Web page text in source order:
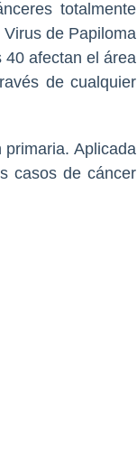
totalmente
de Papiloma
afectan el área
de cualquier
Aplicada
casos de cáncer